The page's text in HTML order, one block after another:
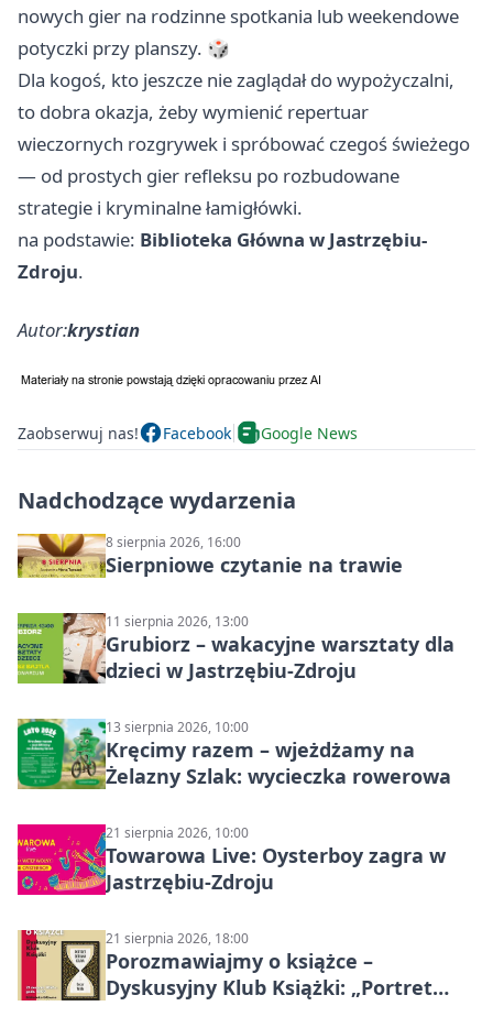
nowych gier na rodzinne spotkania lub weekendowe
potyczki przy planszy. 🎲
Dla kogoś, kto jeszcze nie zaglądał do wypożyczalni,
to dobra okazja, żeby wymienić repertuar
wieczornych rozgrywek i spróbować czegoś świeżego
— od prostych gier refleksu po rozbudowane
strategie i kryminalne łamigłówki.
na podstawie: Biblioteka Główna w Jastrzębiu-
Zdroju.
Autor:krystian
Zaobserwuj nas! Facebook Google News
Nadchodzące wydarzenia
8 sierpnia 2026, 16:00
Sierpniowe czytanie na trawie
11 sierpnia 2026, 13:00
Grubiorz – wakacyjne warsztaty dla
dzieci w Jastrzębiu-Zdroju
13 sierpnia 2026, 10:00
Kręcimy razem – wjeżdżamy na
Żelazny Szlak: wycieczka rowerowa
21 sierpnia 2026, 10:00
Towarowa Live: Oysterboy zagra w
Jastrzębiu-Zdroju
21 sierpnia 2026, 18:00
Porozmawiajmy o książce –
Dyskusyjny Klub Książki: „Portret